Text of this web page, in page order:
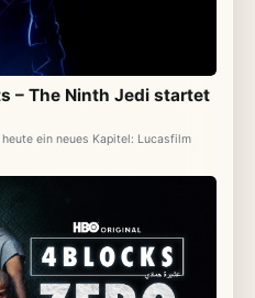
– The Ninth Jedi startet
ein neues Kapitel: Lucasfilm